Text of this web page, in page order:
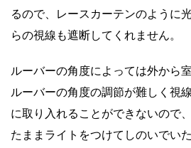
るので、レースカーテンのように
らの視線も遮断してくれません。
ルーバーの角度によっては外から
ルーバーの角度の調節が難しく視
に取り入れることができないので
たままライトをつけてしのいでい